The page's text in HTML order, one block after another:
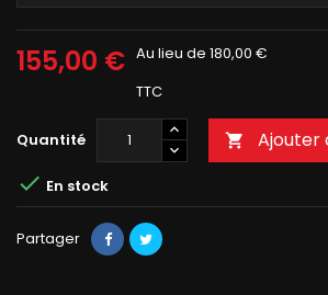
155,00 € Au lieu de 180,00 €
TTC
Quantité  Ajouter
 En stock
Partager